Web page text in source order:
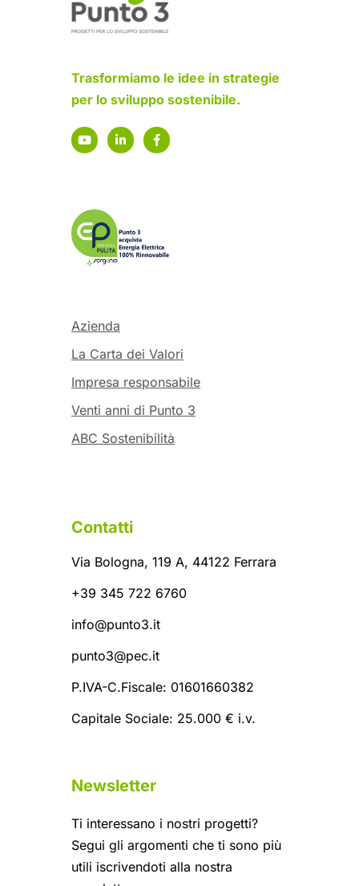
Trasformiamo le idee in strategie
per lo sviluppo sostenibile.
Azienda
La Carta dei Valori
Impresa responsabile
Venti anni di Punto 3
ABC Sostenibilità
Contatti
Via Bologna, 119 A, 44122 Ferrara
+39 345 722 6760
info@punto3.it
punto3@pec.it
P.IVA-C.Fiscale: 01601660382
Capitale Sociale: 25.000 € i.v.
Newsletter
Ti interessano i nostri progetti?
Segui gli argomenti che ti sono più
utili iscrivendoti alla nostra